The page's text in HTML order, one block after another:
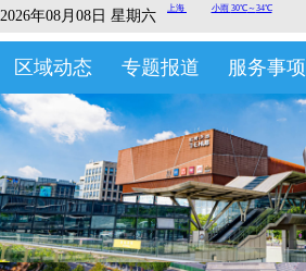
2026年08月08日 星期六
区域动态 专题报道 服务事项